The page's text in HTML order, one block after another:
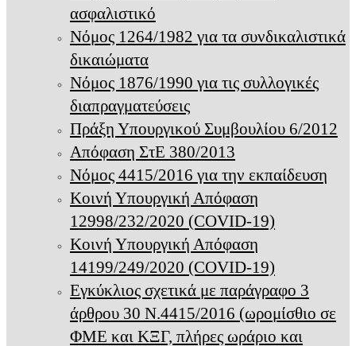
ασφαλιστικό
Νόμος 1264/1982 για τα συνδικαλιστικά
δικαιώματα
Νόμος 1876/1990 για τις συλλογικές
διαπραγματεύσεις
Πράξη Υπουργικού Συμβουλίου 6/2012
Απόφαση ΣτΕ 380/2013
Νόμος 4415/2016 για την εκπαίδευση
Κοινή Υπουργική Απόφαση
12998/232/2020 (COVID-19)
Κοινή Υπουργική Απόφαση
14199/249/2020 (COVID-19)
Εγκύκλιος σχετικά με παράγραφο 3
άρθρου 30 Ν.4415/2016 (ωρομίσθιο σε
ΦΜΕ και ΚΞΓ, πλήρες ωράριο και